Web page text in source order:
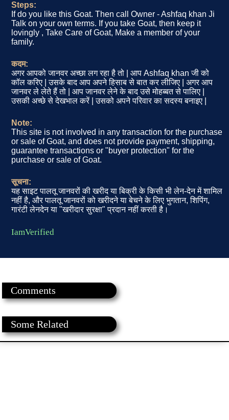
Steps:
If do you like this Goat. Then call Owner - Ashfaq khan Ji
Talk on your own terms. If you take Goat, then keep it
lovingly , Take Care of Goat, Make a member of your
family.
कदम:
अगर आपको जानवर अच्छा लग रहा है तो | आप Ashfaq khan जी को
कॉल करिए | उसके बाद आप अपने हिसाब से बात कर लीजिए | अगर आप
जानवर ले लेते हैं तो | आप जानवर लेने के बाद उसे मोहब्बत से पालिए |
उसकी अच्छे से देखभाल करें | उसको अपने परिवार का सदस्य बनाइए |
Note:
This site is not involved in any transaction for the purchase
or sale of Goat, and does not provide payment, shipping,
guarantee transactions or "buyer protection" for the
purchase or sale of Goat.
सूचना:
यह साइट पालतू जानवरों की खरीद या बिक्री के किसी भी लेन-देन में शामिल
नहीं है, और पालतू जानवरों को खरीदने या बेचने के लिए भुगतान, शिपिंग,
गारंटी लेनदेन या "खरीदार सुरक्षा" प्रदान नहीं करती है।
IamVerified
Comments
Some Related